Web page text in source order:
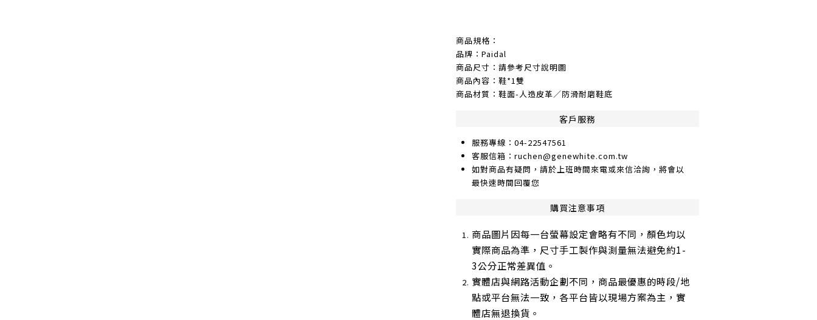
商品規格：
品牌：Paidal
商品尺寸：請參考尺寸說明圖
商品內容：鞋*1雙
商品材質：鞋面-人造皮革／防滑耐磨鞋底
客戶服務
服務專線：04-22547561
客服信箱：ruchen@genewhite.com.tw
如對商品有疑問，請於上班時間來電或來信洽詢，將會以
最快速時間回覆您
購買注意事項
商品圖片因每一台螢幕設定會略有不同，顏色均以
實際商品為準，尺寸手工製作與測量無法避免約1-
3公分正常差異值。
實體店與網路活動企劃不同，商品最優惠的時段/地
點或平台無法一致，各平台皆以現場方案為主，實
體店無退換貨。